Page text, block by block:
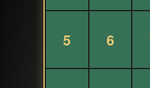
5 6